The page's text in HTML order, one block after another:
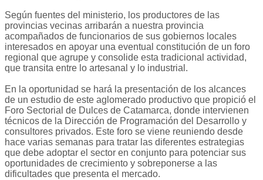
Según fuentes del ministerio, los productores de las
provincias vecinas arribarán a nuestra provincia
acompañados de funcionarios de sus gobiernos locales
interesados en apoyar una eventual constitución de un foro
regional que agrupe y consolide esta tradicional actividad,
que transita entre lo artesanal y lo industrial.
En la oportunidad se hará la presentación de los alcances
de un estudio de este aglomerado productivo que propició el
Foro Sectorial de Dulces de Catamarca, donde intervienen
técnicos de la Dirección de Programación del Desarrollo y
consultores privados. Este foro se viene reuniendo desde
hace varias semanas para tratar las diferentes estrategias
que debe adoptar el sector en conjunto para potenciar sus
oportunidades de crecimiento y sobreponerse a las
dificultades que presenta el mercado.